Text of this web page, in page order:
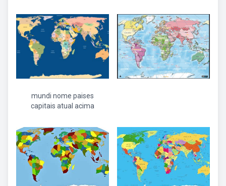
mundi nome paises
capitais atual acima